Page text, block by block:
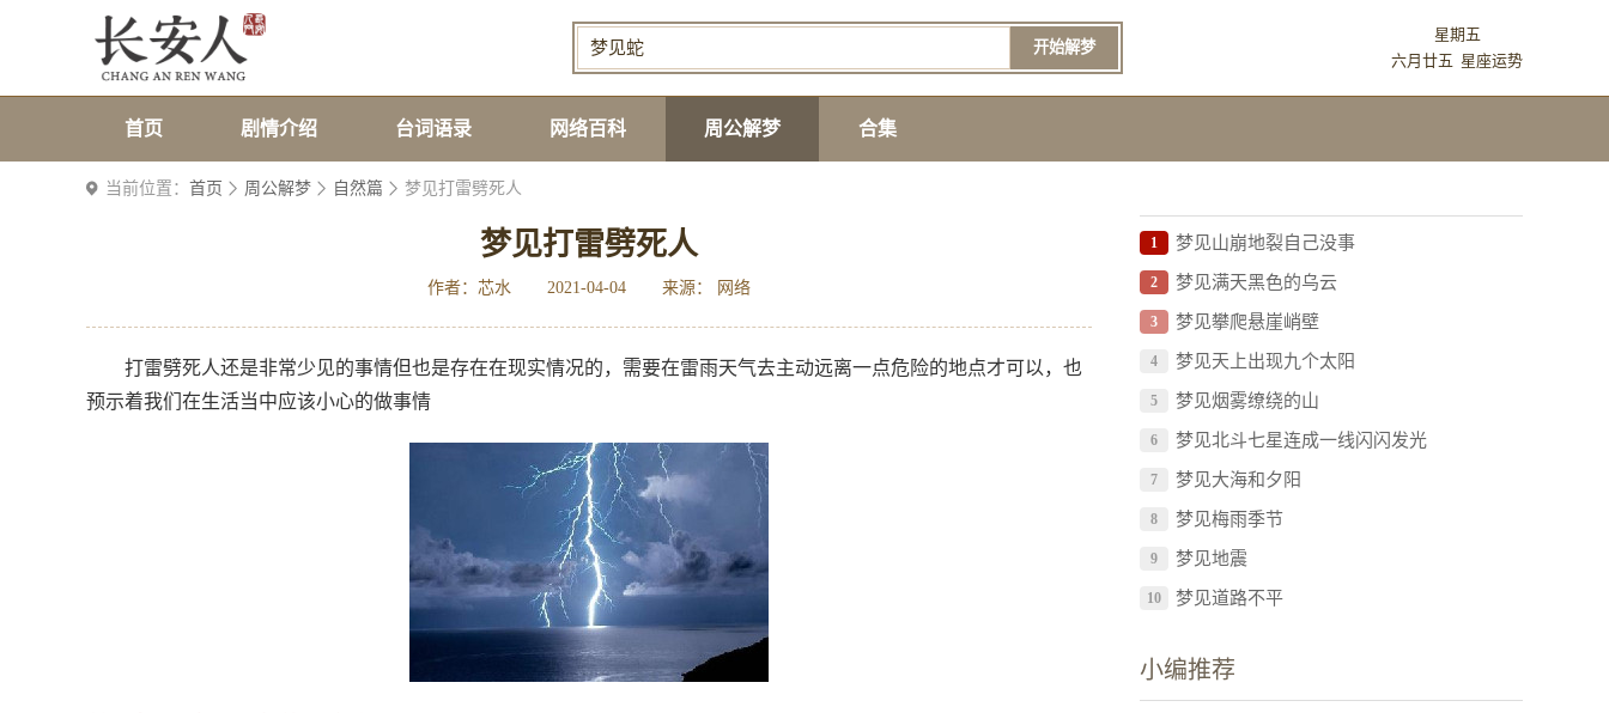
开始解梦
星期五
六月廿五 星座运势
首页 剧情介绍 台词语录 网络百科 周公解梦 合集
当前位置： 首页 周公解梦 自然篇 梦见打雷劈死人
梦见打雷劈死人
作者：芯水 2021-04-04 来源： 网络
打雷劈死人还是非常少见的事情但也是存在在现实情况的，需要在雷雨天气去主动远离一点危险的地点才可以，也
预示着我们在生活当中应该小心的做事情
1 梦见山崩地裂自己没事
2 梦见满天黑色的乌云
3 梦见攀爬悬崖峭壁
4 梦见天上出现九个太阳
5 梦见烟雾缭绕的山
6 梦见北斗七星连成一线闪闪发光
7 梦见大海和夕阳
8 梦见梅雨季节
9 梦见地震
10 梦见道路不平
小编推荐